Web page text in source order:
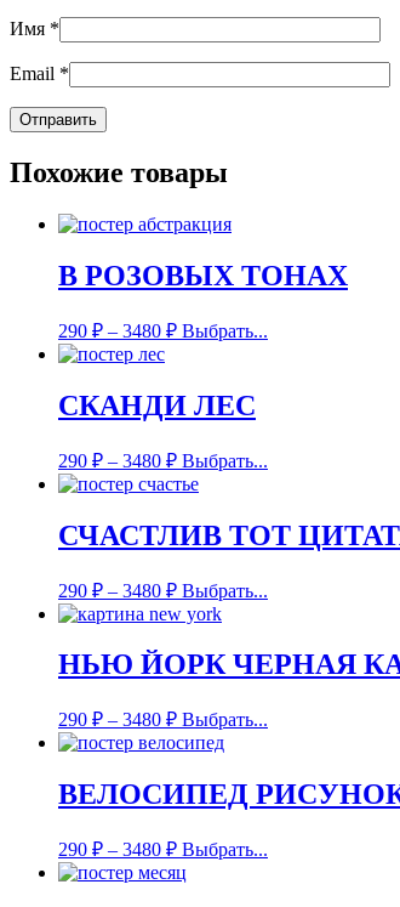
Имя *
Email *
Похожие товары
В РОЗОВЫХ ТОНАХ
290 ₽ – 3480 ₽ Выбрать...
СКАНДИ ЛЕС
290 ₽ – 3480 ₽ Выбрать...
СЧАСТЛИВ ТОТ
290 ₽ – 3480 ₽ Выбрать...
НЬЮ ЙОРК ЧЕРНАЯ
290 ₽ – 3480 ₽ Выбрать...
ВЕЛОСИПЕД
290 ₽ – 3480 ₽ Выбрать...